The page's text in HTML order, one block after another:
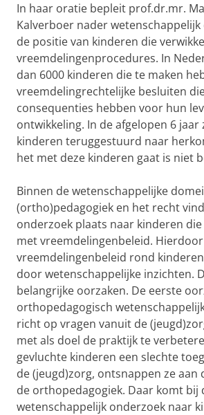
In haar oratie bepleit prof.dr.mr.
Kalverboer nader
de positie van kinderen die
vreemdelingenprocedures. In
dan 6000 kinderen die te maken
vreemdelingrechtelijke besluiten
consequenties hebben voor hun
ontwikkeling. In de afgelopen 6 jaar
kinderen teruggestuurd naar
het met deze kinderen gaat is niet
Binnen de wetenschappelijke
(ortho)pedagogiek en het recht
onderzoek plaats naar kinderen
met vreemdelingenbeleid.
vreemdelingenbeleid rond
door wetenschappelijke inzichten.
belangrijke oorzaken. De eerste
orthopedagogisch
richt op vragen vanuit de
met als doel de praktijk te
gevluchte kinderen een slechte
de (jeugd)zorg, ontsnappen ze aan
de orthopedagogiek. Daar komt bij
wetenschappelijk onderzoek naar